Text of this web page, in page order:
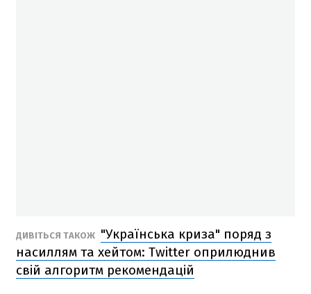
ДИВІТЬСЯ ТАКОЖ "Українська криза" поряд з
насиллям та хейтом: Twitter оприлюднив
свій алгоритм рекомендацій